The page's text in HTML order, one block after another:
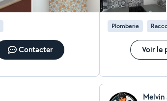
Contacter
Plomberie
Voir le